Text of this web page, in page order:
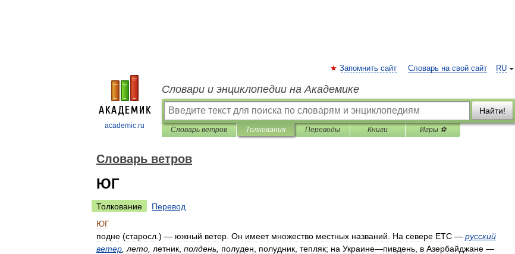
academic.ru
RU
Запомнить сайт Словарь на свой сайт
Словари и энциклопедии на Академике
Найти!
Словарь ветров Толкования Переводы Книги Игры ⚽
Словарь ветров
ЮГ
Толкование
Перевод
ЮГ
подне (старосл .) — южный ветер Он имеет множество местных названий На севере ETC — русский
ветер лето летник полдень полуден полудник тепляк; на Украине—пивдень в Азербайджане —